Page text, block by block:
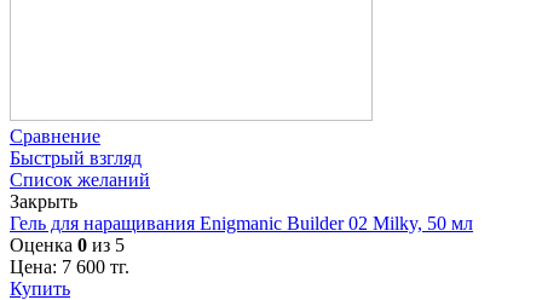
Сравнение
Быстрый взгляд
Список желаний
Закрыть
Гель для наращивания Enigmanic Builder 02 Milky, 50 мл
Оценка 0 из 5
Цена: 7 600 тг.
Купить